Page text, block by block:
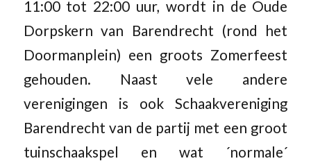
11:00 tot 22:00 uur, wordt in de Oude
Dorpskern van Barendrecht (rond het
Doormanplein) een groots Zomerfeest
gehouden. Naast vele andere
verenigingen is ook Schaakvereniging
Barendrecht van de partij met een groot
tuinschaakspel en wat ´normale´